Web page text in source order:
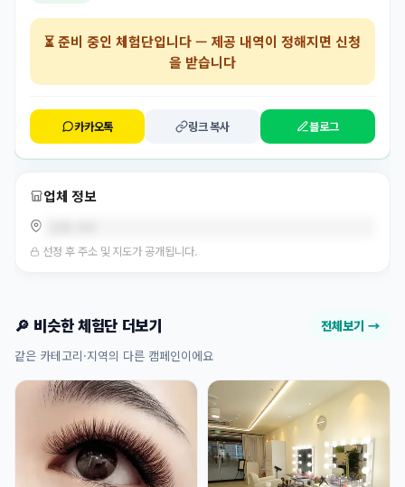
⏳준비 중인 체험단입니다 — 제공 내역이 정해지면 신청
을 받습니다
카카오톡 링크 복사 블로그
업체 정보
선정 후 주소 및 지도가 공개됩니다.
🔎 비슷한 체험단 더보기 전체보기 →
같은 카테고리·지역의 다른 캠페인이에요